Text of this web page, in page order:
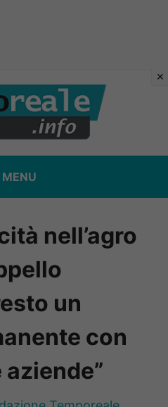
MENU
nell’agro
un
con